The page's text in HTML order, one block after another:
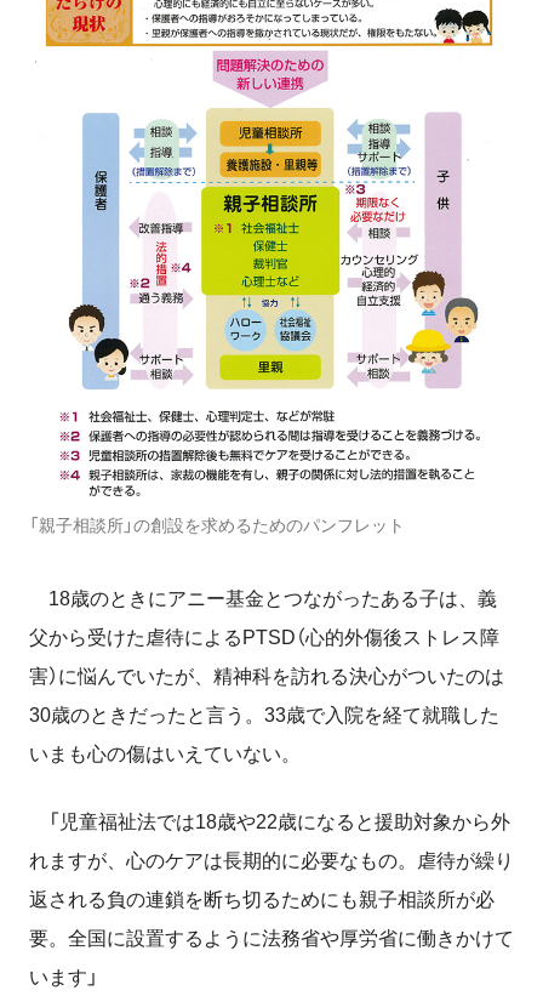
「親子相談所」の創設を求めるためのパンフレット
18歳のときにアニー基金とつながったある子は、義
父から受けた虐待によるPTSD（心的外傷後ストレス障
害）に悩んでいたが、精神科を訪れる決心がついたのは
30歳のときだったと言う。33歳で入院を経て就職した
いまも心の傷はいえていない。
「児童福祉法では18歳や22歳になると援助対象から外
れますが、心のケアは長期的に必要なもの。虐待が繰り
返される負の連鎖を断ち切るためにも親子相談所が必
要。全国に設置するように法務省や厚労省に働きかけて
います」